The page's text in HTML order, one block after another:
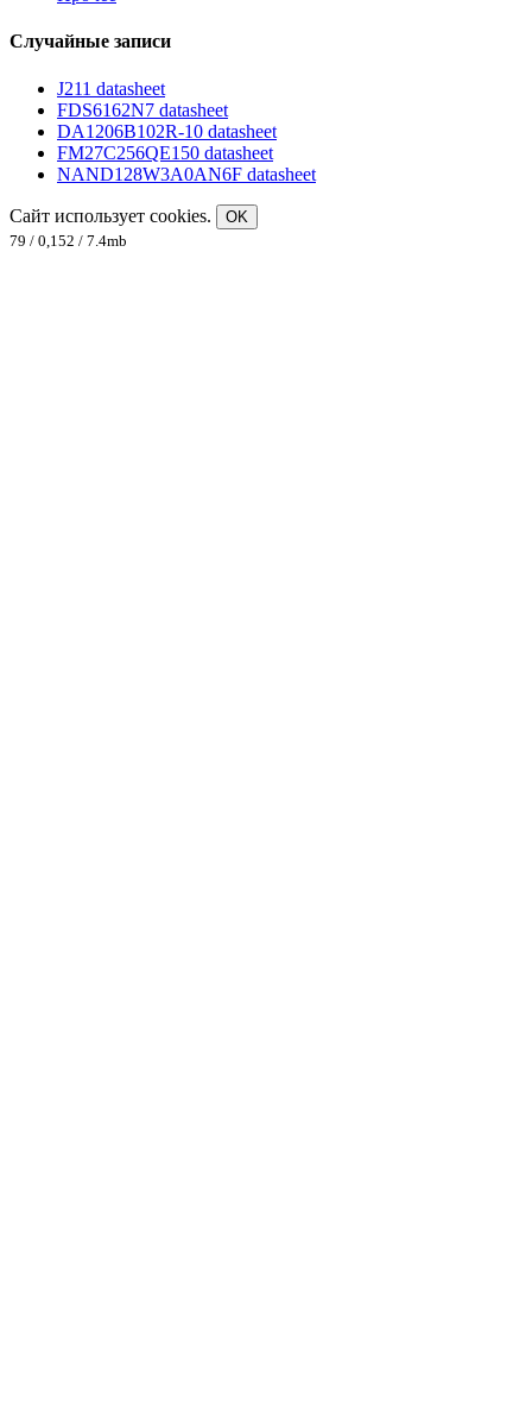
Случайные записи
J211 datasheet
FDS6162N7 datasheet
DA1206B102R-10 datasheet
FM27C256QE150 datasheet
NAND128W3A0AN6F datasheet
Сайт использует cookies.
OK
79 / 0,152 / 7.4mb